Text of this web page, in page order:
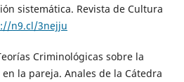
sistemática. Revista de Cultura
n9.cl/3nejju
Criminológicas sobre la
la pareja. Anales de la Cátedra